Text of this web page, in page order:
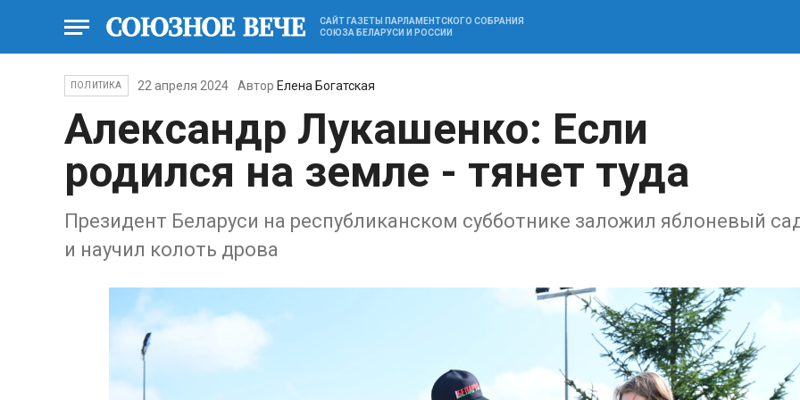
САЙТ ГАЗЕТЫ ПАРЛАМЕНТСКОГО СОБРАНИЯ
СОЮЗА БЕЛАРУСИ И РОССИИ
ПОЛИТИКА 22 апреля 2024 Автор Елена Богатская
Александр Лукашенко: Если
родился на земле - тянет туда
Президент Беларуси на республиканском субботнике заложил яблоневый
и научил колоть дрова